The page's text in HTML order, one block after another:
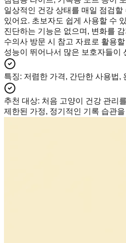
일상적인 건강 상태를 매일 점검할
있어요. 초보자도 쉽게 사용할 수
진단하는 기능은 없으며, 변화를
수의사 방문 시 참고 자료로 활용할
성능이 뛰어나서 많은 보호자들이
특징: 저렴한 가격, 간단한 사용법,
추천 대상: 처음 고양이 건강 관리
제한된 가정, 정기적인 기록 습관